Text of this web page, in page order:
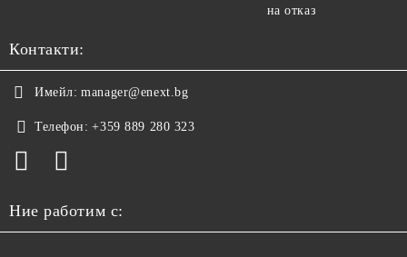
на отказ
Контакти:
Имейл: manager@enext.bg
Телефон: +359 889 280 323
Ние работим с: